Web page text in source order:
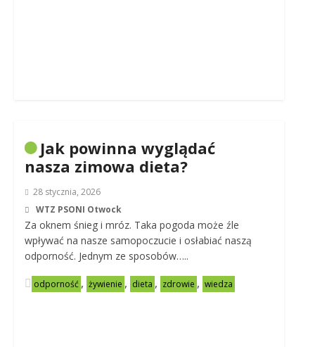
Jak powinna wyglądać
nasza zimowa dieta?
28 stycznia, 2026
WTZ PSONI Otwock
Za oknem śnieg i mróz. Taka pogoda może źle
wpływać na nasze samopoczucie i osłabiać naszą
odporność. Jednym ze sposobów…..
odporność , żywienie , dieta , zdrowie , wiedza